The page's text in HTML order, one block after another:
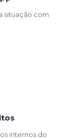
situação com
internos do